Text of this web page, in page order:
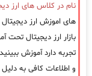
نام در کلاس های ارز
های اموزش ارز
بازار ارز دیجیتال
تجربه دارد آموزش
و اطلاعات کافی به